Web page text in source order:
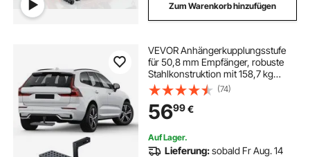
Zum Warenkorb hinzufügen
VEVOR Anhängerkupplungsstufe
für 50,8 mm Empfänger, robuste
Stahlkonstruktion mit 158,7 kg
Tragkraft, Heckstoßstangenschutz
mit Stiftverriegelung, 665 mm lang
für Lkw SUV Pickup Anhänger
(74)
5699€
Auf Lager.
Lieferung:sobald Fr Aug. 14